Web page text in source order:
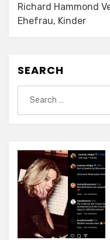
Richard Hammond
Ehefrau, Kinder
SEARCH
for: